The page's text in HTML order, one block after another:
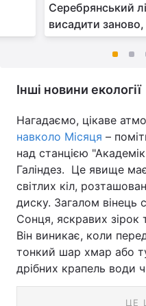
Серебрянський
висадити
Інші новини екології
Нагадаємо, цікаве
навколо Місяця –
над станцією
Галіндез. Це явище
світлих кіл,
диску. Загалом вінець
Сонця, яскравих зірок
Він виникає, коли
тонкий шар хмар або
дрібних крапель води